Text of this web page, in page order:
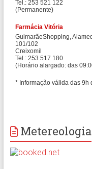
Metereologia